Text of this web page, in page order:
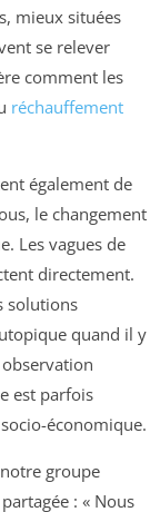
mieux situées
se relever
comment les
réchauffement
également de
le changement
Les vagues de
directement.
solutions
quand il y
observation
est parfois
économique.
groupe
: « Nous